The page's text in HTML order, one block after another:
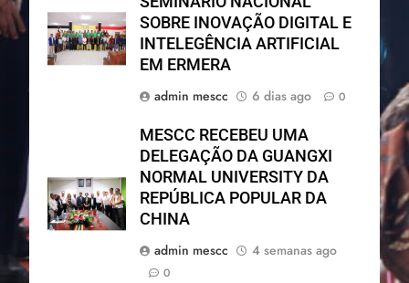
SOBRE INOVAÇÃO DIGITAL E
INTELEGÊNCIA ARTIFICIAL
EM ERMERA
admin mescc
6 dias ago 0
MESCC RECEBEU UMA
DELEGAÇÃO DA GUANGXI
NORMAL UNIVERSITY DA
REPÚBLICA POPULAR DA
CHINA
admin mescc
4 semanas ago
0